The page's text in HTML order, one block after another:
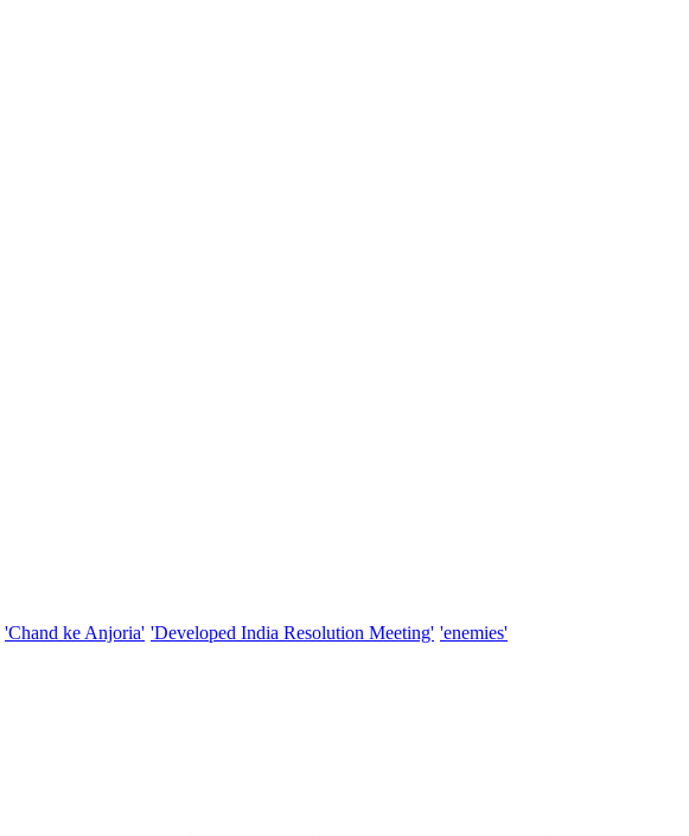
'Chand ke Anjoria' 'Developed India Resolution Meeting' 'enemies'